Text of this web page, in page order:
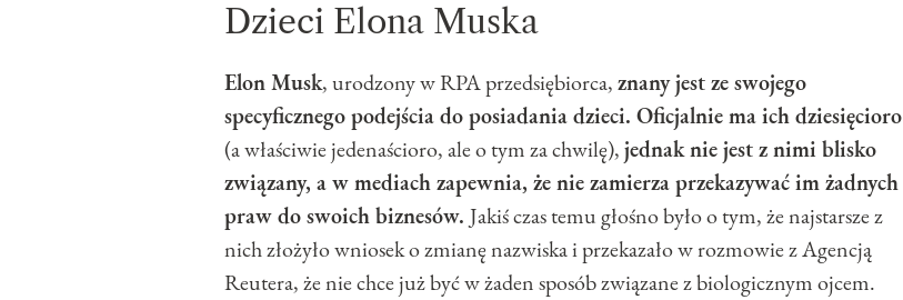
Dzieci Elona Muska
Elon Musk, urodzony w RPA przedsiębiorca,znany jest ze swojego
specyficznego podejścia do posiadania dzieci. Oficjalnie ma ich dziesięcioro
(a właściwie jedenaścioro, ale o tym za chwilę),jednak nie jest z nimi blisko
związany, a w mediach zapewnia, że nie zamierza przekazywać im żadnych
praw do swoich biznesów. Jakiś czas temu głośno było o tym, że najstarsze z
nich złożyło wniosek o zmianę nazwiska i przekazało w rozmowie z Agencją
Reutera, że nie chce już być w żaden sposób związane z biologicznym ojcem.